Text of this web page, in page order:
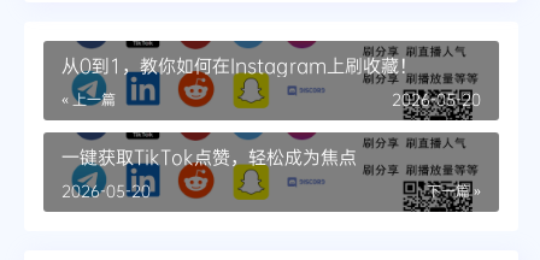
从0到1，教你如何在Instagram上刷收藏！
« 上一篇 2026-05-20
一键获取TikTok点赞，轻松成为焦点
下一篇 »
2026-05-20